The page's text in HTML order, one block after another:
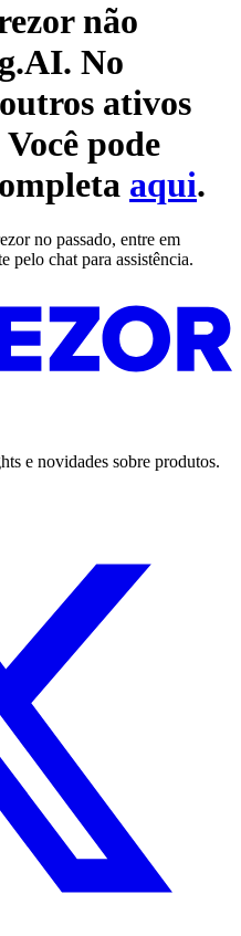
não
. No
ativos
pode
aqui.
no passado, entre em
pelo chat para assistência.
e novidades sobre produtos.